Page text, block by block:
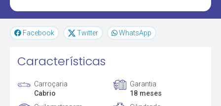
Facebook Twitter WhatsApp
Características
Carroçaria
Cabrio
Garantia
18 meses